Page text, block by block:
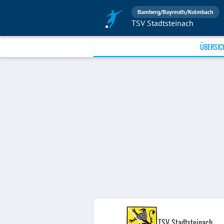
Bamberg/Bayreuth/Kulmbach
TSV Stadtsteinach